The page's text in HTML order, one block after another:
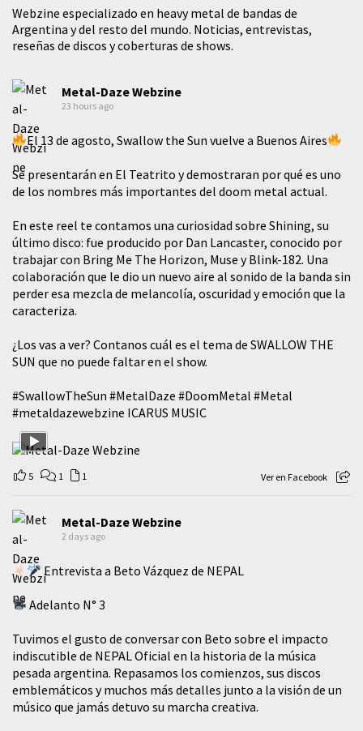
Webzine especializado en heavy metal de bandas de
Argentina y del resto del mundo. Noticias, entrevistas,
reseñas de discos y coberturas de shows.
Metal-Daze Webzine
23 hours ago
El 13 de agosto, Swallow the Sun vuelve a Buenos Aires
Se presentarán en El Teatrito y demostraran por qué es uno
de los nombres más importantes del doom metal actual.
En este reel te contamos una curiosidad sobre Shining, su
último disco: fue producido por Dan Lancaster, conocido por
trabajar con Bring Me The Horizon, Muse y Blink-182. Una
colaboración que le dio un nuevo aire al sonido de la banda sin
perder esa mezcla de melancolía, oscuridad y emoción que la
caracteriza.
¿Los vas a ver? Contanos cuál es el tema de SWALLOW THE
SUN que no puede faltar en el show.
#SwallowTheSun #MetalDaze #DoomMetal #Metal
#metaldazewebzine ICARUS MUSIC
5 1 1 Ver en Facebook
Metal-Daze Webzine
2 days ago
Entrevista a Beto Vázquez de NEPAL
Adelanto N° 3
Tuvimos el gusto de conversar con Beto sobre el impacto
indiscutible de NEPAL Oficial en la historia de la música
pesada argentina. Repasamos los comienzos, sus discos
emblemáticos y muchos más detalles junto a la visión de un
músico que jamás detuvo su marcha creativa.